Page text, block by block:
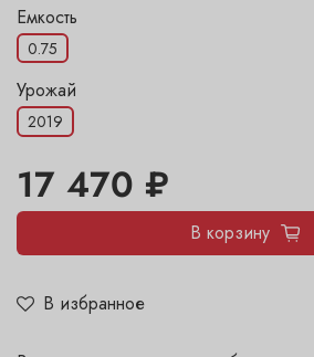
В избранное
Емкость
0.75
Урожай
2019
17 470 ₽
В корзину